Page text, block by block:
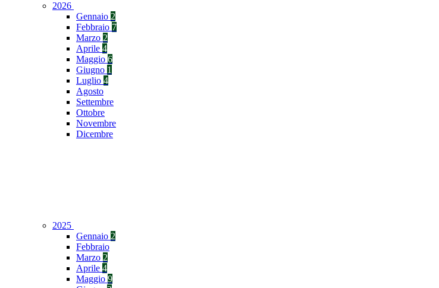
2026
Gennaio 2
Febbraio 7
Marzo 2
Aprile 4
Maggio 6
Giugno 1
Luglio 4
Agosto
Settembre
Ottobre
Novembre
Dicembre
2025
Gennaio 2
Febbraio
Marzo 2
Aprile 4
Maggio 9